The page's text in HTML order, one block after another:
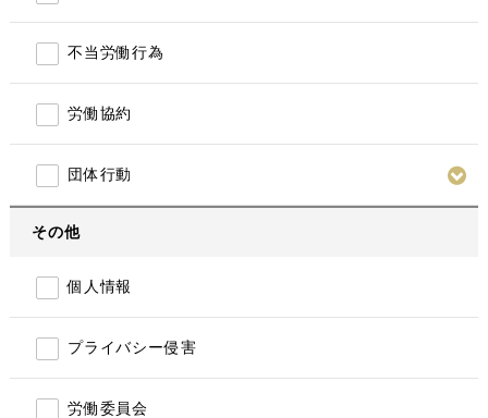
不当労働行為
労働協約
団体行動
その他
個人情報
プライバシー侵害
労働委員会